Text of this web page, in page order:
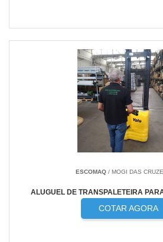
ESCOMAQ/ MOGI DAS
ALUGUEL DE TRANSPALETEIRA
COTAR AGORA